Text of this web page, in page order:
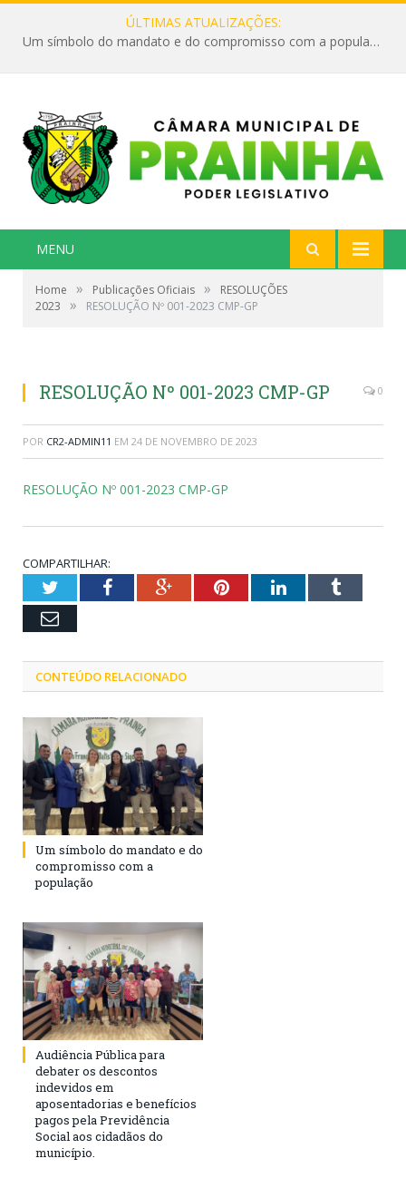
ÚLTIMAS ATUALIZAÇÕES:
Um símbolo do mandato e do compromisso com a população
MENU
Home » Publicações Oficiais »
RESOLUÇÕES
2023
» RESOLUÇÃO Nº 001-2023 CMP-GP
RESOLUÇÃO Nº 001-2023 CMP-GP 0
POR CR2-ADMIN11 EM 24 DE NOVEMBRO DE 2023
RESOLUÇÃO Nº 001-2023 CMP-GP
COMPARTILHAR:
TwitterFacebookGoogle+PinterestLinkedInTumblr
Email
CONTEÚDO RELACIONADO
Um símbolo do mandato e do
compromisso com a
população
Audiência Pública para
debater os descontos
indevidos em
aposentadorias e benefícios
pagos pela Previdência
Social aos cidadãos do
município.